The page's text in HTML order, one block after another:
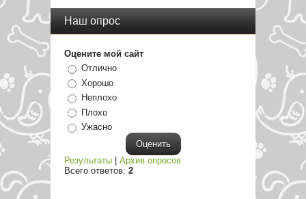
Наш опрос
Оцените мой сайт
Отлично
Хорошо
Неплохо
Плохо
Ужасно
Результаты
Архив опросов
Всего ответов: 2